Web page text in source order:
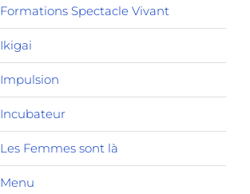
Formations Spectacle Vivant
Ikigai
Impulsion
Incubateur
Les Femmes sont là
Menu